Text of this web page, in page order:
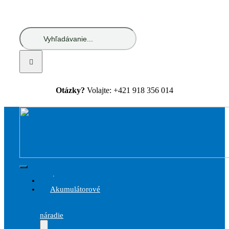
content
Hľadať:
Otázky? Volajte: +421 918 356 014
Toggle
Navigation
Akumulátorové
náradie